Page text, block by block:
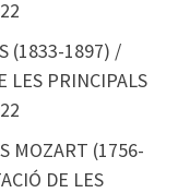
(1833-1897) /
LES PRINCIPALS
MOZART (1756-
DE LES